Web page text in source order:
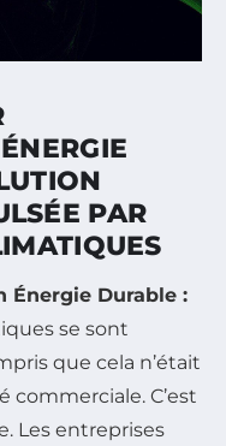
PAR
Énergie Durable :
se sont
que cela n’était
commerciale. C’est
Les entreprises